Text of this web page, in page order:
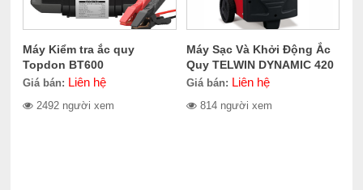
Máy Kiểm tra ắc quy
Topdon BT600
Giá bán: Liên hệ
2492 người xem
Máy Sạc Và Khởi Động Ắc
Quy TELWIN DYNAMIC 420
START
Giá bán: Liên hệ
814 người xem